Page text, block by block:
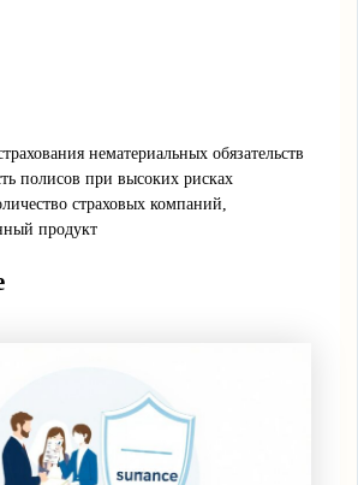
нематериальных обязательств
полисов при высоких рисках
страховых компаний,
продукт